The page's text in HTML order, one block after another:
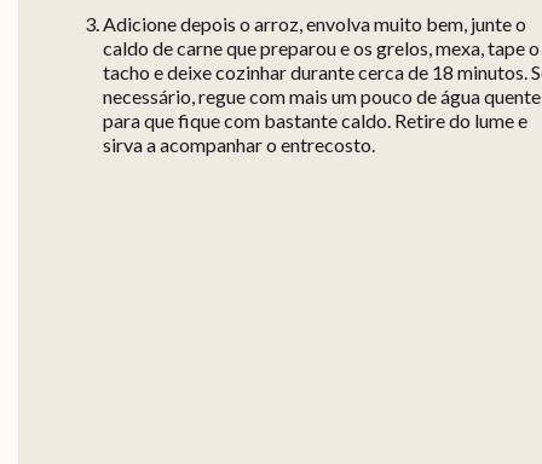
Adicione depois o arroz, envolva muito bem, junte o
caldo de carne que preparou e os grelos, mexa, tape o
tacho e deixe cozinhar durante cerca de 18 minutos.
necessário, regue com mais um pouco de água quente
para que fique com bastante caldo. Retire do lume e
sirva a acompanhar o entrecosto.